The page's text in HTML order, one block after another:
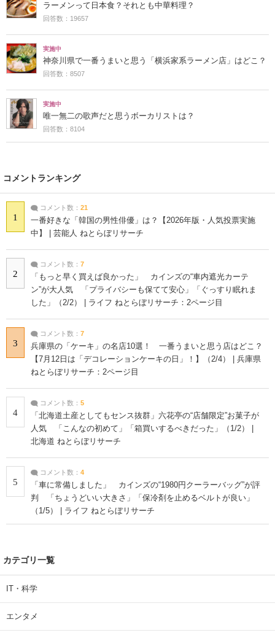
ラーメンって日本食？それとも中華料理？
回答数：19657
実施中
神奈川県で一番うまいと思う「横浜家系ラーメン店」はどこ？
回答数：8507
実施中
唯一無二の歌声だと思うボーカリストは？
回答数：8104
コメントランキング
1
コメント数： 21
一番好きな「韓国の男性俳優」は？【2026年版・人気投票実施
中】 | 芸能人 ねとらぼリサーチ
2
コメント数： 7
「もっと早く買えば良かった」 カインズの“車内遮光カーテ
ン”が大人気 「プライバシーも保てて安心」「ぐっすり眠れま
した」（2/2） | ライフ ねとらぼリサーチ：2ページ目
3
コメント数： 7
兵庫県の「ケーキ」の名店10選！ 一番うまいと思う店はどこ？
【7月12日は「デコレーションケーキの日」！】（2/4） | 兵庫県
ねとらぼリサーチ：2ページ目
4
コメント数： 5
「北海道土産としてもセンス抜群」六花亭の“店舗限定”お菓子が
人気 「こんなの初めて」「箱買いするべきだった」（1/2） |
北海道 ねとらぼリサーチ
5
コメント数： 4
「車に常備しました」 カインズの“1980円クーラーバッグ”が評
判 「ちょうどいい大きさ」「保冷剤を止めるベルトが良い」
（1/5） | ライフ ねとらぼリサーチ
カテゴリ一覧
IT・科学
エンタメ